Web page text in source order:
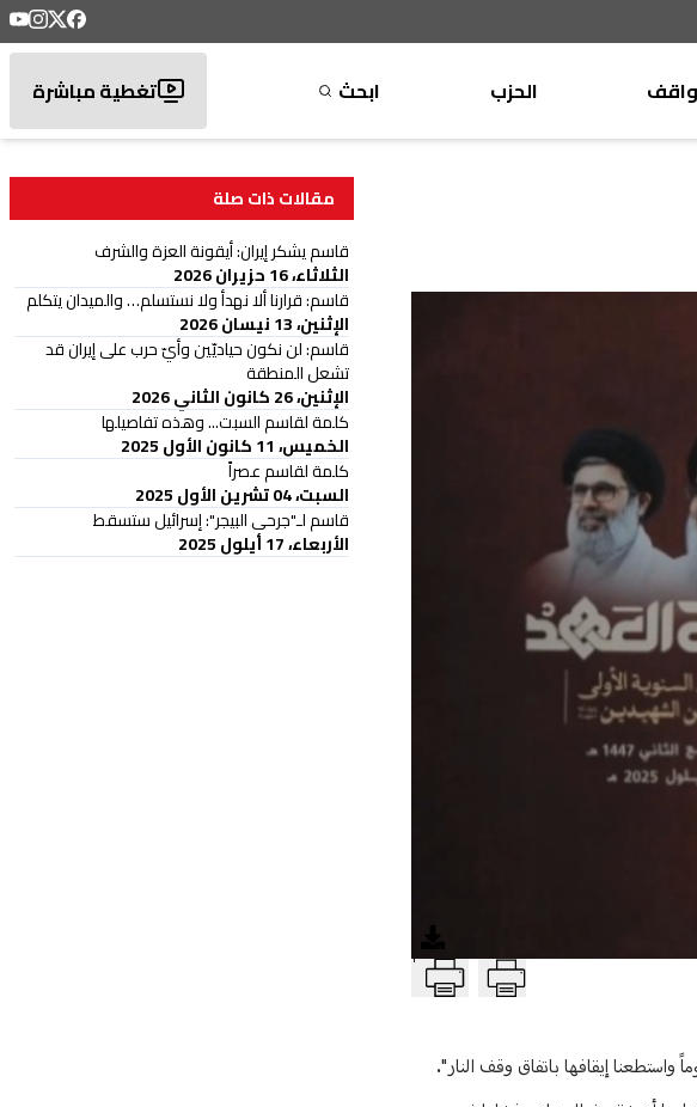
الحزب ابحث تغطية مباشرة
T
مقالات ذات صلة
قاسم يشكر إيران: أيقونة العزة والشرف
الثلاثاء، 16 حزيران 2026
قاسم: قرارنا ألا نهدأ ولا نستسلم… والميدان يتكلم
الإثنين، 13 نيسان 2026
قاسم: لن نكون حياديّين وأيّ حرب على إيران قد
تشعل المنطقة
الإثنين، 26 كانون الثاني 2026
كلمة لقاسم السبت... وهذه تفاصيلها
الخميس، 11 كانون الأول 2025
كلمة لقاسم عصراً
السبت، 04 تشرين الأول 2025
قاسم لـ"جرحى البيجر": إسرائيل ستسقط
الأربعاء، 17 أيلول 2025